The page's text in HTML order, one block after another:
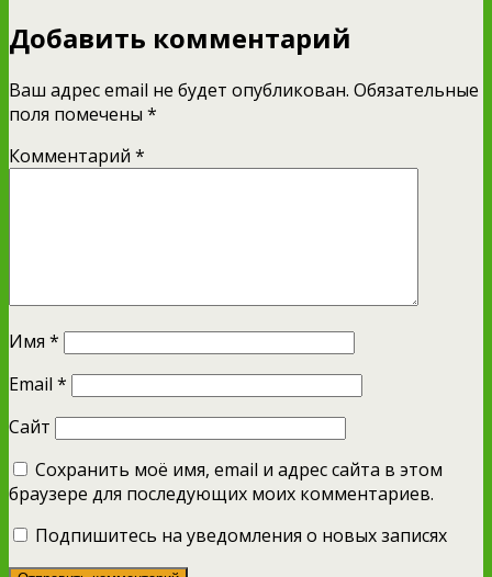
Добавить комментарий
Ваш адрес email не будет опубликован. Обязательные
поля помечены *
Комментарий *
Имя *
Email *
Сайт
Сохранить моё имя, email и адрес сайта в этом
браузере для последующих моих комментариев.
Подпишитесь на уведомления о новых записях